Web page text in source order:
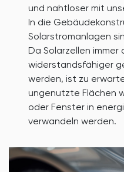
und nahtloser mit
In die
Solarstromanlagen
Da Solarzellen immer
widerstandsfähiger
werden, ist zu
ungenutzte Flächen
oder Fenster in
verwandeln werden.